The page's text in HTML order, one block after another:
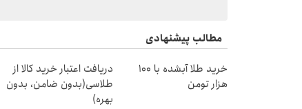
مطالب پیشنهادی
خرید طلا آبشده با 100
هزار تومن
دریافت اعتبار خرید کالا از
طلاسی(بدون ضامن، بدون
بهره)